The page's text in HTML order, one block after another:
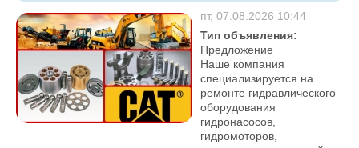
пт, 07.08.2026 10:44
Тип объявления:
Предложение
Наше компания
специализируется на
ремонте гидравлического
оборудования
гидронасосов,
гидромоторов,